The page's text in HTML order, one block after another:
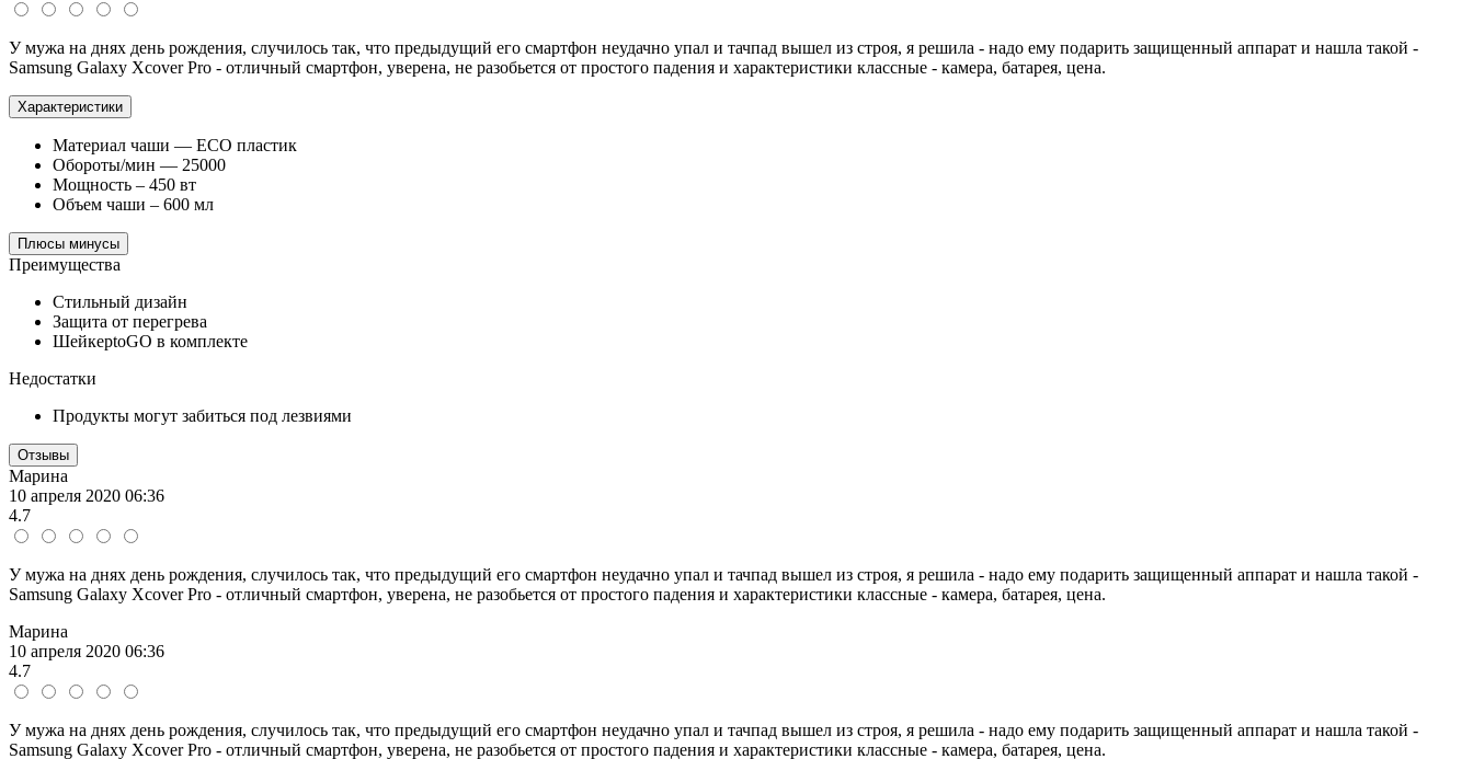
У мужа на днях день рождения, случилось так, что предыдущий его смартфон неудачно упал и тачпад вышел из строя, я решила - надо ему подарить защищенный аппарат и нашла такой -
Samsung Galaxy Xcover Pro - отличный смартфон, уверена, не разобьется от простого падения и характеристики классные - камера, батарея, цена.
Характеристики
Материал чаши — ECO пластик
Обороты/мин — 25000
Мощность – 450 вт
Объем чаши – 600 мл
Плюсы минусы
Преимущества
Стильный дизайн
Защита от перегрева
ШейкерtoGO в комплекте
Недостатки
Продукты могут забиться под лезвиями
Отзывы
Марина
10 апреля 2020 06:36
4.7
У мужа на днях день рождения, случилось так, что предыдущий его смартфон неудачно упал и тачпад вышел из строя, я решила - надо ему подарить защищенный аппарат и нашла такой -
Samsung Galaxy Xcover Pro - отличный смартфон, уверена, не разобьется от простого падения и характеристики классные - камера, батарея, цена.
Марина
10 апреля 2020 06:36
4.7
У мужа на днях день рождения, случилось так, что предыдущий его смартфон неудачно упал и тачпад вышел из строя, я решила - надо ему подарить защищенный аппарат и нашла такой -
Samsung Galaxy Xcover Pro - отличный смартфон, уверена, не разобьется от простого падения и характеристики классные - камера, батарея, цена.